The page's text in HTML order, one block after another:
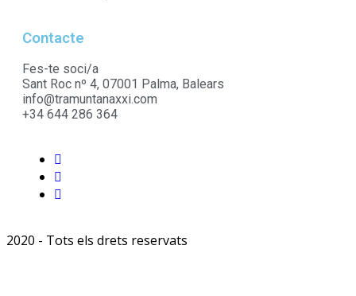
Contacte
Fes-te soci/a
Sant Roc nº 4, 07001 Palma, Balears
info@tramuntanaxxi.com
+34 644 286 364
2020 - Tots els drets reservats